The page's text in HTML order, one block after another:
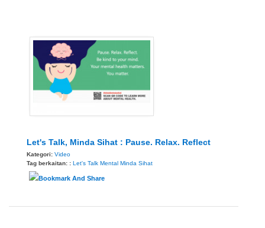
Let's Talk, Minda Sihat : Pause. Relax. Reflect
Kategori: Video
Tag berkaitan: : Let's Talk Mental Minda Sihat